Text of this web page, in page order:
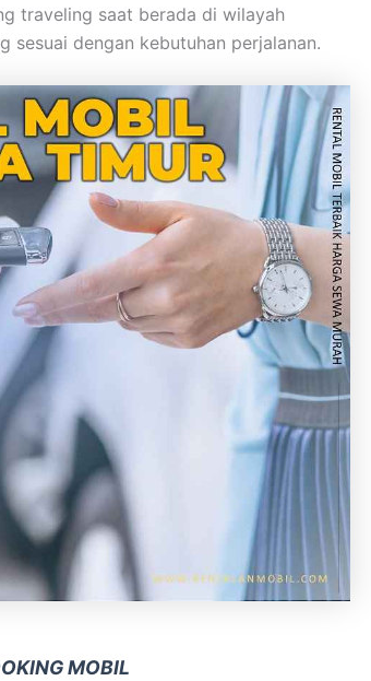
traveling saat berada di wilayah
sesuai dengan kebutuhan perjalanan.
MOBIL